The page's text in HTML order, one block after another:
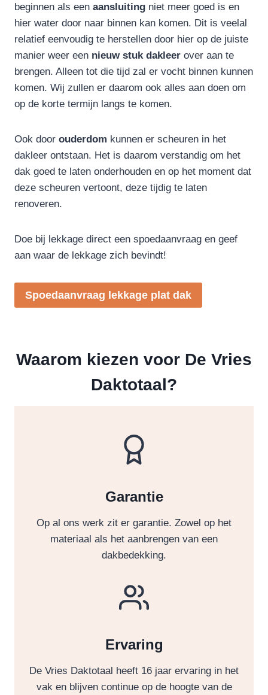
beginnen als een aansluiting niet meer goed is en
hier water door naar binnen kan komen. Dit is veelal
relatief eenvoudig te herstellen door hier op de juiste
manier weer een nieuw stuk dakleer over aan te
brengen. Alleen tot die tijd zal er vocht binnen kunnen
komen. Wij zullen er daarom ook alles aan doen om
op de korte termijn langs te komen.
Ook door ouderdom kunnen er scheuren in het
dakleer ontstaan. Het is daarom verstandig om het
dak goed te laten onderhouden en op het moment dat
deze scheuren vertoont, deze tijdig te laten
renoveren.
Doe bij lekkage direct een spoedaanvraag en geef
aan waar de lekkage zich bevindt!
Spoedaanvraag lekkage plat dak
Waarom kiezen voor De Vries
Daktotaal?
Garantie
Op al ons werk zit er garantie. Zowel op het
materiaal als het aanbrengen van een
dakbedekking.
Ervaring
De Vries Daktotaal heeft 16 jaar ervaring in het
vak en blijven continue op de hoogte van de